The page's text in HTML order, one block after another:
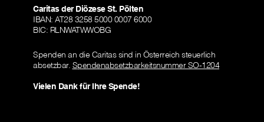
Caritas der Diözese St. Pölten
IBAN: AT28 3258 5000 0007 6000
BIC: RLNWATWWOBG
Spenden an die Caritas sind in Österreich steuerlich
absetzbar. Spendenabsetzbarkeitsnummer SO-1204
Vielen Dank für Ihre Spende!